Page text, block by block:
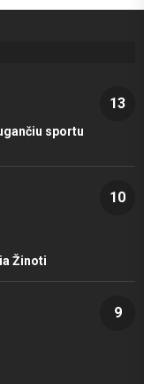
13
sportu
10
Žinoti
9